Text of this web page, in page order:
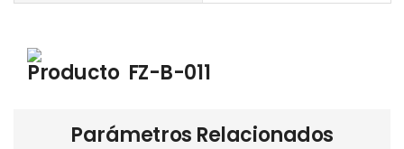
Producto FZ-B-011
Parámetros Relacionados